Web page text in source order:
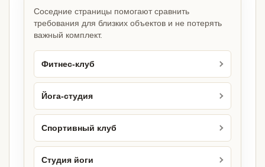
Соседние страницы помогают сравнить
требования для близких объектов и не потерять
важный комплект.
Фитнес-клуб
Йога-студия
Спортивный клуб
Студия йоги